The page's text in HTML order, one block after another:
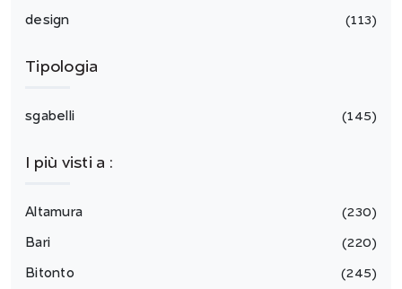
design 113
Tipologia
sgabelli 145
I più visti a :
Altamura 230
Bari 220
Bitonto 245